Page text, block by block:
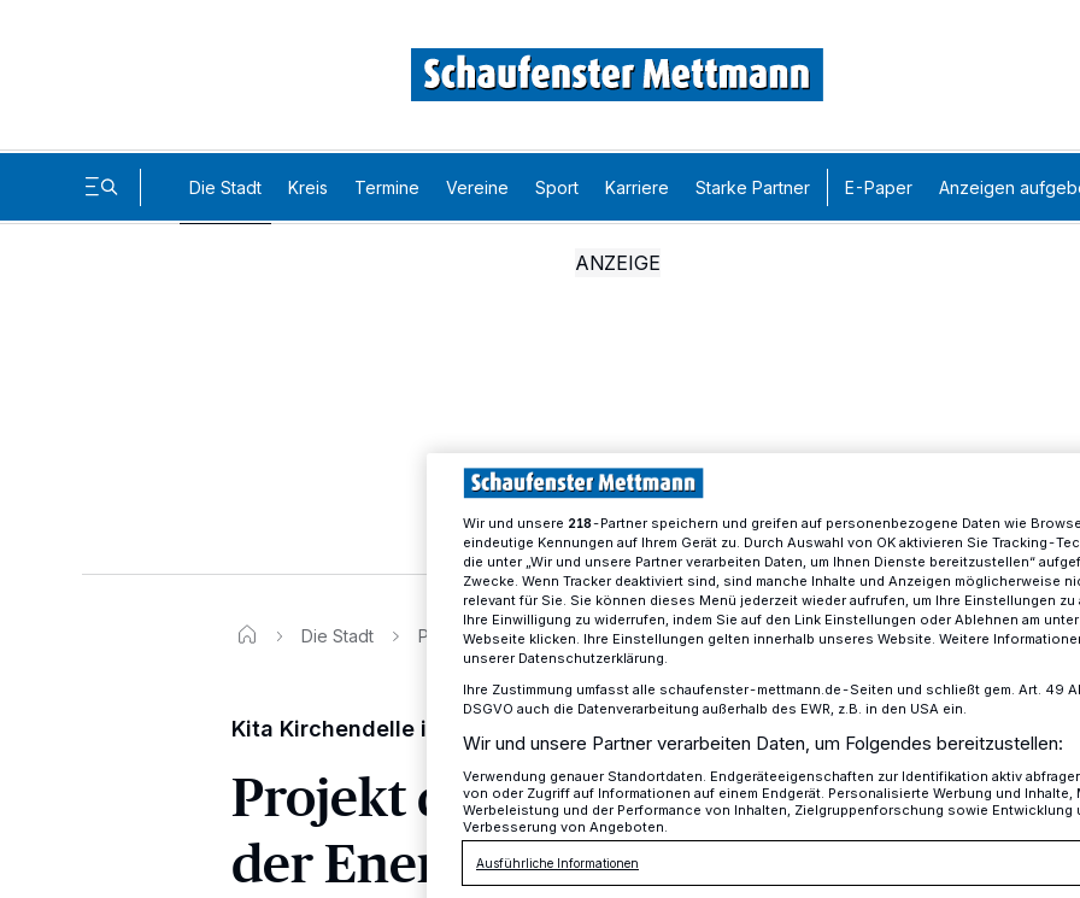
Die Stadt Kreis Termine Vereine Sport Karriere Starke Partner E-Paper Anzeigen
Die Stadt Projekt des Monats November der Energieagentur NRW
Kita Kirchendelle in Mettmann
Projekt des Monats November
der Energieagentur NRW
Wir und unsere 218-Partner speichern und greifen auf personenbezogene Daten wie
eindeutige Kennungen auf Ihrem Gerät zu. Durch Auswahl von OK aktivieren Sie Tracking-
die unter „Wir und unsere Partner verarbeiten Daten, um Ihnen Dienste bereitzustellen“
Zwecke. Wenn Tracker deaktiviert sind, sind manche Inhalte und Anzeigen möglicherweise
relevant für Sie. Sie können dieses Menü jederzeit wieder aufrufen, um Ihre Einstellungen zu
Ihre Einwilligung zu widerrufen, indem Sie auf den Link Einstellungen oder Ablehnen am
Webseite klicken. Ihre Einstellungen gelten innerhalb unseres Website. Weitere
unserer Datenschutzerklärung.
Ihre Zustimmung umfasst alle schaufenster-mettmann.de-Seiten und schließt gem. Art. 49
DSGVO auch die Datenverarbeitung außerhalb des EWR, z.B. in den USA ein.
Wir und unsere Partner verarbeiten Daten, um Folgendes bereitzustellen:
Verwendung genauer Standortdaten. Endgeräteeigenschaften zur Identifikation aktiv
von oder Zugriff auf Informationen auf einem Endgerät. Personalisierte Werbung und Inhalte,
Werbeleistung und der Performance von Inhalten, Zielgruppenforschung sowie Entwicklung
Verbesserung von Angeboten.
Ausführliche Informationen